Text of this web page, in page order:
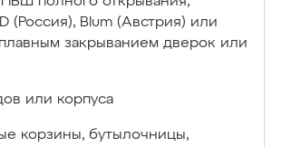
(Россия), Blum (Австрия) или
закрыванием дверок или
или корпуса
корзины, бутылочницы,